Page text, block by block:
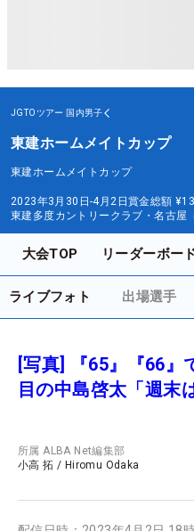
JGTOツアー 国内男子
東建ホームメイトカップ
東建ホームメイトカップ
2023年3月30日-4月2日賞金総額
東建多度カントリークラブ・名古屋
大会TOP リーダーボー
ライブフォト 出場選手
[写真] 『65』『66
目の中島啓太「週末
所属ALBA Net編集部
小高 拓 / Hiromu Odaka